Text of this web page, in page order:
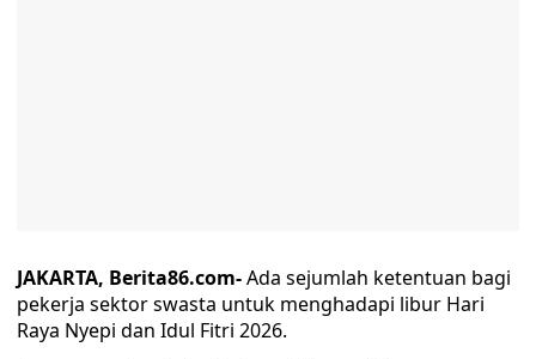
JAKARTA, Berita86.com-Ada sejumlah ketentuan bagi
pekerja sektor swasta untuk menghadapi libur Hari
Raya Nyepi dan Idul Fitri 2026.